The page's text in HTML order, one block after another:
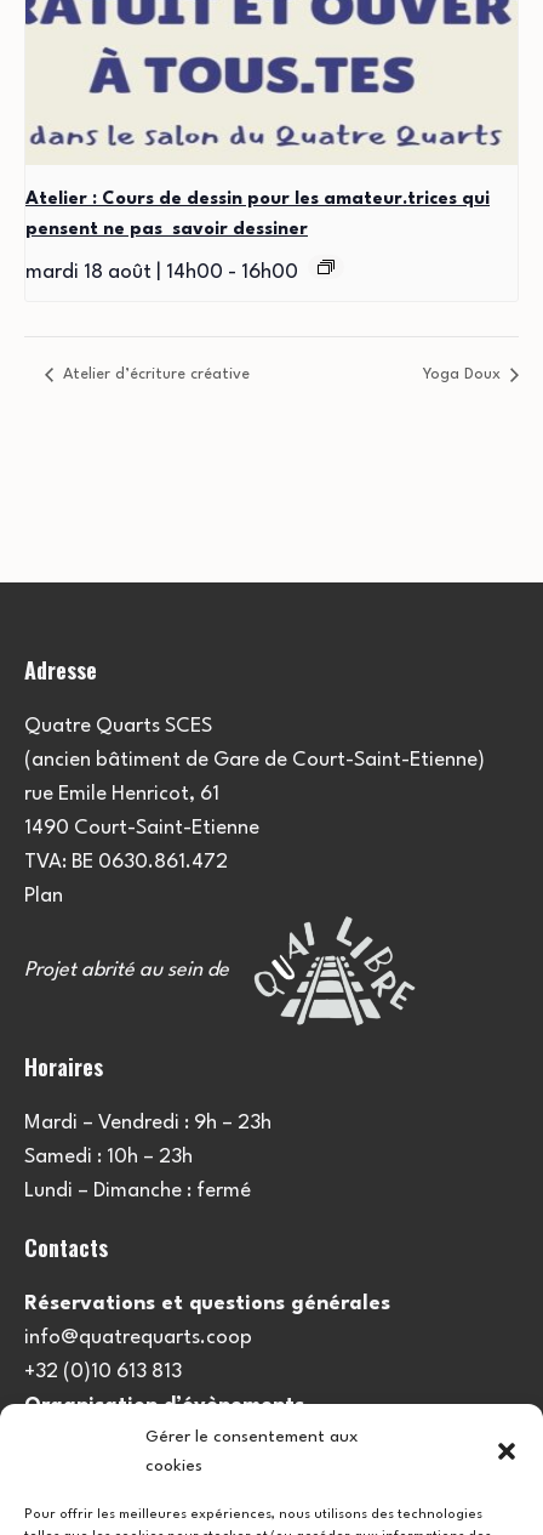
Gérer le consentement aux
cookies
Pour offrir les meilleures expériences, nous utilisons des technologies
Atelier : Cours de dessin pour les amateur.trices qui
pensent ne pas savoir dessiner
mardi 18 août | 14h00 - 16h00
Atelier d’écriture créative Yoga Doux
Adresse
Quatre Quarts SCES
(ancien bâtiment de Gare de Court-Saint-Etienne)
rue Emile Henricot, 61
1490 Court-Saint-Etienne
TVA: BE 0630.861.472
Plan
Projet abrité au sein de
Horaires
Mardi – Vendredi : 9h – 23h
Samedi : 10h – 23h
Lundi – Dimanche : fermé
Contacts
Réservations et questions générales
info@quatrequarts.coop
+32 (0)10 613 813
Organisation d’évènements
viedulieu@quatrequarts.coop